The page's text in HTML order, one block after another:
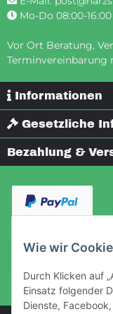
Wie wir
Durch Klicken auf
Einsatz folgender
Dienste,
Mo-Do 08:00-
Vor Ort Beratung,
Terminvereinbarung
Informationen
Gesetzliche
Bezahlung &